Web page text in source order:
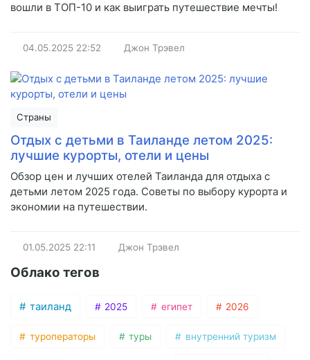
вошли в ТОП-10 и как выиграть путешествие мечты!
04.05.2025 22:52 Джон Трэвел
Страны
Отдых с детьми в Таиланде летом 2025:
лучшие курорты, отели и цены
Обзор цен и лучших отелей Таиланда для отдыха с
детьми летом 2025 года. Советы по выбору курорта и
экономии на путешествии.
01.05.2025 22:11 Джон Трэвел
Облако тегов
таиланд 2025 египет 2026
туроператоры туры внутренний туризм